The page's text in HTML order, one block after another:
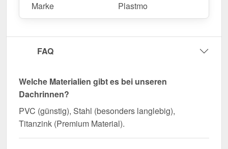
Marke Plastmo
FAQ
Welche Materialien gibt es bei unseren
Dachrinnen?
PVC (günstig), Stahl (besonders langlebig),
Titanzink (Premium Material).